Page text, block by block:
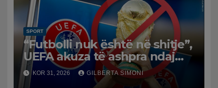
SPORT
“Futbolli nuk është në shitje”,
UEFA akuza të ashpra ndaj
Infantinos: Bojkot, nëse nuk
ka reflektim
KOR 31, 2026 GILBERTA SIMONI